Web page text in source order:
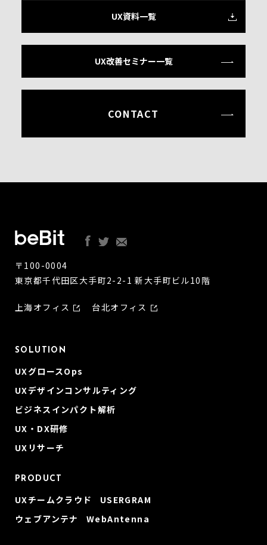
UX資料一覧
UX改善セミナー一覧
CONTACT
〒100-0004
東京都千代田区大手町2-2-1 新大手町ビル10階
上海オフィス 台北オフィス
SOLUTION
UXグロースOps
UXデザインコンサルティング
ビジネスインパクト解析
UX・DX研修
UXリサーチ
PRODUCT
UXチームクラウド USERGRAM
ウェブアンテナ WebAntenna